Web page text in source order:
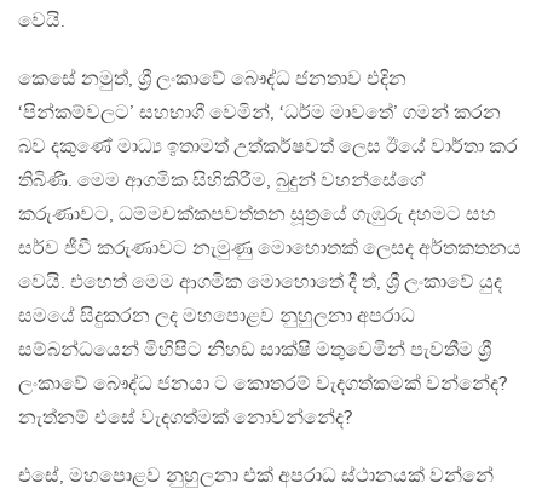
වෙයි.
කෙසේ නමුත්, ශ්‍රී ලංකාවේ බෞද්ධ ජනතාව එදින
‘පින්කම්වලට’ සහභාගී වෙමින්, ‘ධර්ම මාවතේ’ ගමන් කරන
බව දකුණේ මාධ්‍ය ඉතාමත් උත්කර්ෂවත් ලෙස ඊයේ වාර්තා කර
තිබිණි. මෙම ආගමික සිහිකිරීම, බුදුන් වහන්සේගේ
කරුණාවට, ධම්මචක්කපවත්තන සූත්‍රයේ ගැඹුරු දහමට සහ
සර්ව ජීවී කරුණාවට නැමුණු මොහොතක් ලෙසද අර්තකතනය
වෙයි. එහෙත් මෙම ආගමික මොහොතේ දී ත්, ශ්‍රී ලංකාවේ යුද
සමයේ සිදුකරන ලද මහපොළව නුහුලනා අපරාධ
සම්බන්ධයෙන් මිහිපිට නිහඩ සාක්ෂි මතුවෙමින් පැවතීම ශ්‍රී
ලංකාවේ බෞද්ධ ජනයා ට කොතරම් වැදගත්කමක් වන්නේද?
නැත්නම් එසේ වැදගත්මක් නොවන්නේද?
එසේ, මහපොළව නුහුලනා එක් අපරාධ ස්ථානයක් වන්නේ